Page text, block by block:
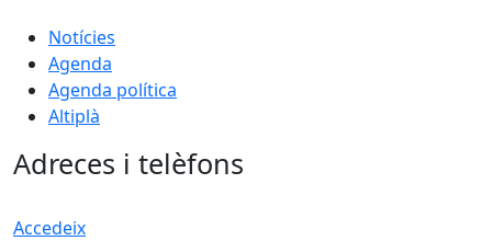
Notícies
Agenda
Agenda política
Altiplà
Adreces i telèfons
Accedeix